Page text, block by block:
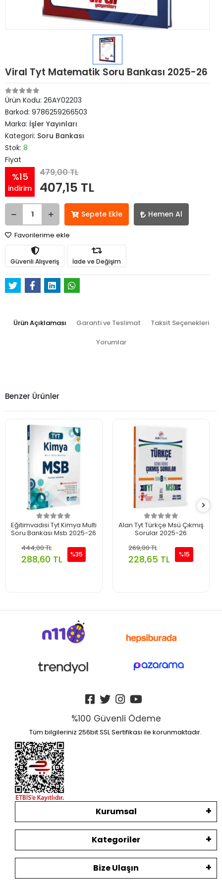
Viral Tyt Matematik Soru Bankası 2025-26
Ürün Kodu: 26AY02203
Barkod: 9786259266503
Marka: İşler Yayınları
Kategori: Soru Bankası
Stok: 8
Fiyat
%15
indirim
479,00 TL
407,15 TL
Sepete Ekle Hemen Al
Favorilerime ekle
Güvenli Alışveriş İade ve Değişim
Ürün Açıklaması Garanti ve Teslimat Taksit Seçenekleri
Yorumlar
Benzer Ürünler
Eğitimvadisi Tyt Kimya Multi
Soru Bankası Msb 2025-26
444,00 TL
288,60 TL %35
Alan Tyt Türkçe Msü Çıkmış
Sorular 2025-26
269,00 TL
228,65 TL %15
%100 Güvenli Ödeme
Tüm bilgileriniz 256bit SSL Sertifikası ile korunmaktadır.
Kurumsal
Kategoriler
Bize Ulaşın